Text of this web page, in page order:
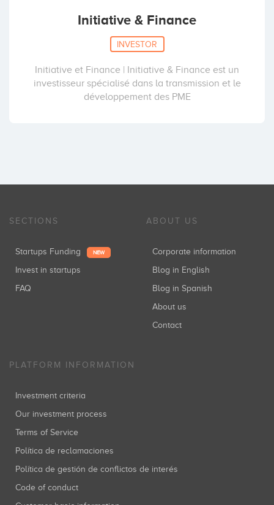
Initiative & Finance
INVESTOR
Initiative et Finance | Initiative & Finance est un
investisseur spécialisé dans la transmission et le
développement des PME
SECTIONS
Startups Funding NEW
Invest in startups
FAQ
ABOUT US
Corporate information
Blog in English
Blog in Spanish
About us
Contact
PLATFORM INFORMATION
Investment criteria
Our investment process
Terms of Service
Política de reclamaciones
Política de gestión de conflictos de interés
Code of conduct